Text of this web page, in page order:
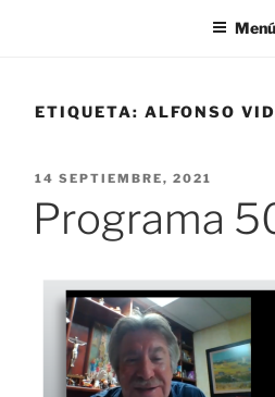
Menú
ETIQUETA: ALFONSO
PUBLICADO
14 SEPTIEMBRE, 2021
Programa